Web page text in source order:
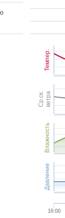
Темпер.
Ср.ск.ветра
Влажность
Давление
16:00